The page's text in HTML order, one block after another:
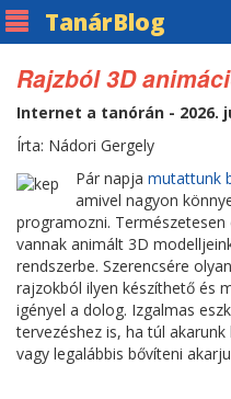
TanárBlog
Rajzból 3D
Internet a tanórán - 2026.
Írta: Nádori Gergely
Pár napja mutattunk
amivel nagyon
programozni.
vannak animált 3D
rendszerbe. Szerencsére
rajzokból ilyen készíthető és
igényel a dolog. Izgalmas
tervezéshez is, ha túl
vagy legalábbis bővíteni